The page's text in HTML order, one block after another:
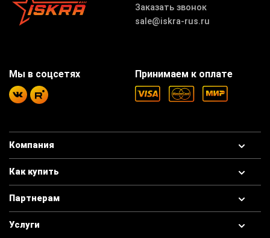
Заказать звонок
sale@iskra-rus.ru
Компания
Как купить
Партнерам
Услуги
Принимаем к оплате
Мы в соцсетях